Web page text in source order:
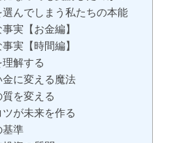
んでしまう私たちの本能
実【お金編】
実【時間編】
解する
に変える魔法
を変える
が未来を作る
基準